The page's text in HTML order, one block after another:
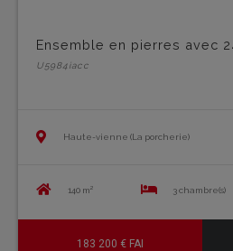
Ensemble en pierres avec
U5984iacc
Haute-vienne (La porcherie)
140 m² 3 chambre(s)
183 200 € FAI